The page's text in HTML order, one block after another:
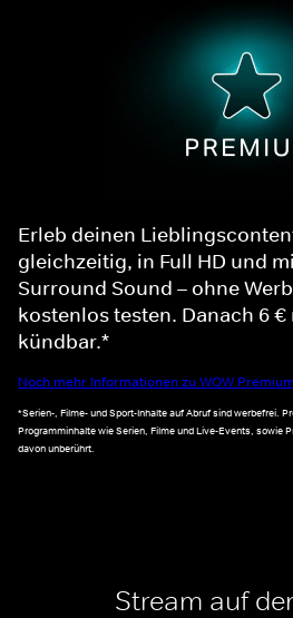
Erleb deinen
gleichzeitig, in Full HD und
Surround Sound – ohne
kostenlos testen. Danach 6
kündbar.*
Noch mehr Informationen zu WOW Premium
*Serien-, Filme- und Sport-Inhalte auf Abruf sind werbefrei.
Programminhalte wie Serien, Filme und Live-Events, sowie
davon unberührt.
Stream auf